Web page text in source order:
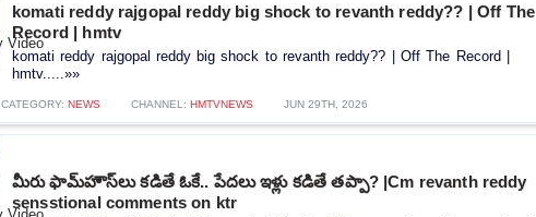
komati reddy rajgopal reddy big shock to revanth reddy?? | Off The
Record | hmtv
komati reddy rajgopal reddy big shock to revanth reddy?? | Off The Record |
hmtv.....»»
CATEGORY: NEWS CHANNEL: HMTVNEWS JUN 29TH, 2026
మీరు ఫామ్‌హౌస్‌లు కడితే ఓకే.. పేదలు ఇళ్లు కడితే తప్పా? |Cm revanth reddy
sensstional comments on ktr